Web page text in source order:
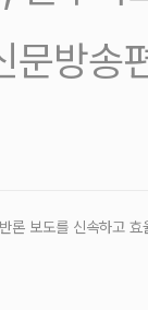
문방송
론 보도를 신속하고